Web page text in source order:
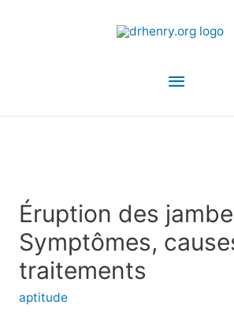
Menu
Éruption des
Symptômes,
traitements
aptitude